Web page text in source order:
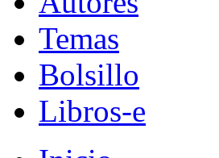
Temas
Bolsillo
Libros-e